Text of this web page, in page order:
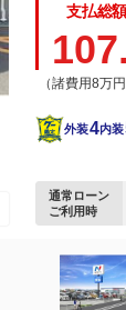
支払総
107.
（諸費用8万
外装4内装
通常ローン
ご利用時